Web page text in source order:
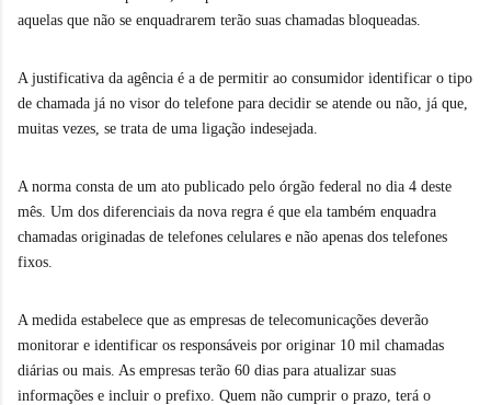
aquelas que não se enquadrarem terão suas chamadas bloqueadas.
A justificativa da agência é a de permitir ao consumidor identificar o tipo
de chamada já no visor do telefone para decidir se atende ou não, já que,
muitas vezes, se trata de uma ligação indesejada.
A norma consta de um ato publicado pelo órgão federal no dia 4 deste
mês. Um dos diferenciais da nova regra é que ela também enquadra
chamadas originadas de telefones celulares e não apenas dos telefones
fixos.
A medida estabelece que as empresas de telecomunicações deverão
monitorar e identificar os responsáveis por originar 10 mil chamadas
diárias ou mais. As empresas terão 60 dias para atualizar suas
informações e incluir o prefixo. Quem não cumprir o prazo, terá o